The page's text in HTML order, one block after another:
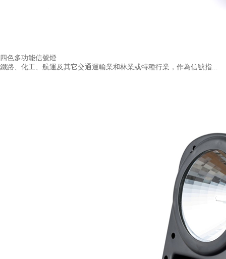
四色多功能信號燈
鐵路、化工、航運及其它交通運輸業和林業或特種行業，作為信號指...